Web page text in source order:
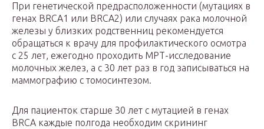
При генетической предрасположенности (мутациях в
генах BRCA1 или BRCA2) или случаях рака молочной
железы у близких родственниц рекомендуется
обращаться к врачу для профилактического осмотра
с 25 лет, ежегодно проходить МРТ-исследование
молочных желез, а с 30 лет раз в год записываться на
маммографию с томосинтезом.
Для пациенток старше 30 лет с мутацией в генах
BRCA каждые полгода необходим скрининг